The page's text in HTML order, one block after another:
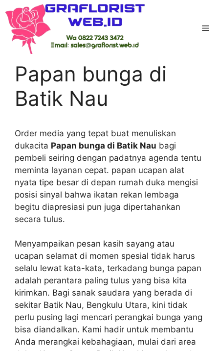
to
content
Home -Kab Bengkulu Utara
Batik Nau
Papan bunga di
Batik Nau
Order media yang tepat buat menuliskan
dukacita Papan bunga di Batik Nau bagi
pembeli seiring dengan padatnya agenda tentu
meminta layanan cepat. papan ucapan alat
nyata tipe besar di depan rumah duka mengisi
posisi sinyal bahwa ikatan rekan lembaga
begitu diapresiasi pun juga dipertahankan
secara tulus.
Menyampaikan pesan kasih sayang atau
ucapan selamat di momen spesial tidak harus
selalu lewat kata-kata, terkadang bunga papan
adalah perantara paling tulus yang bisa kita
kirimkan. Bagi sanak saudara yang berada di
sekitar Batik Nau, Bengkulu Utara, kini tidak
perlu pusing lagi mencari perangkai bunga yang
bisa diandalkan. Kami hadir untuk membantu
Anda merangkai kebahagiaan, mulai dari area